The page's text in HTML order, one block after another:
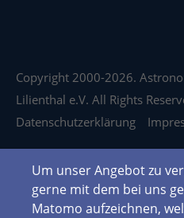
Copyright 2000-2026.
Lilienthal e.V. All Rights
Datenschutzerklärung
Um unser Angebot zu
gerne mit dem bei uns
Matomo aufzeichnen,